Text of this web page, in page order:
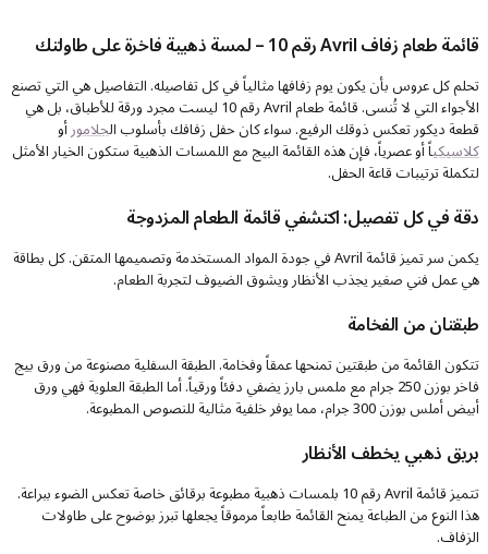
قائمة طعام زفاف Avril رقم 10 – لمسة ذهبية فاخرة على طاولتك
تحلم كل عروس بأن يكون يوم زفافها مثالياً في كل تفاصيله. التفاصيل هي التي تصنع
الأجواء التي لا تُنسى. قائمة طعام Avril رقم 10 ليست مجرد ورقة للأطباق، بل هي
قطعة ديكور تعكس ذوقك الرفيع. سواء كان حفل زفافك بأسلوب الجلامورأو
كلاسيكياً أو عصرياً، فإن هذه القائمة البيج مع اللمسات الذهبية ستكون الخيار الأمثل
لتكملة ترتيبات قاعة الحفل.
دقة في كل تفصيل: اكتشفي قائمة الطعام المزدوجة
يكمن سر تميز قائمة Avril في جودة المواد المستخدمة وتصميمها المتقن. كل بطاقة
هي عمل فني صغير يجذب الأنظار ويشوق الضيوف لتجربة الطعام.
طبقتان من الفخامة
تتكون القائمة من طبقتين تمنحها عمقاً وفخامة. الطبقة السفلية مصنوعة من ورق بيج
فاخر بوزن 250 جرام مع ملمس بارز يضفي دفئاً ورقياً. أما الطبقة العلوية فهي ورق
أبيض أملس بوزن 300 جرام، مما يوفر خلفية مثالية للنصوص المطبوعة.
بريق ذهبي يخطف الأنظار
تتميز قائمة Avril رقم 10 بلمسات ذهبية مطبوعة برقائق خاصة تعكس الضوء ببراعة.
هذا النوع من الطباعة يمنح القائمة طابعاً مرموقاً يجعلها تبرز بوضوح على طاولات
الزفاف.